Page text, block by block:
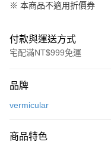
※ 本商品不適用折價券
付款與運送方式
宅配滿NT$999免運
信用卡一次付款
3 期 0 利率 每期
品牌
vermicular
商品特色